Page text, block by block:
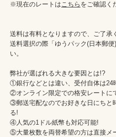
※現在のレートはこちら をご確認く
送料は有料となりますので、ご了承
送料選択の際「ゆうパック(日本郵
い。
弊社が選ばれる大きな要因とは!?
①銀行などとは違い、受付自体は24
②オンライン限定での格安レートに
③郵送宅配なのでお好きな日にちと
る!
④人気の1ドル紙幣も対応可能!
⑤大量枚数を両替希望の方は直接メ